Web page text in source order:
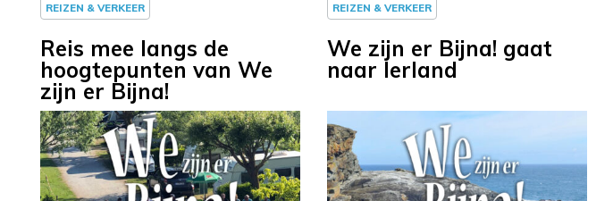
REIZEN & VERKEER
Reis mee langs de
hoogtepunten van We
zijn er Bijna!
REIZEN & VERKEER
We zijn er Bijna! gaat
naar Ierland